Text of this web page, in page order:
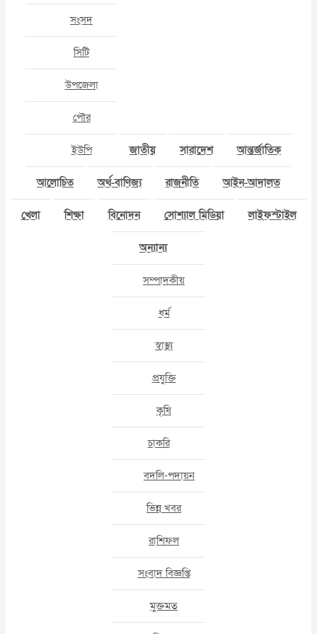
সংসদ
সিটি
উপজেলা
পৌর
ইউপি জাতীয় সারাদেশ আন্তর্জাতিক
আলোচিত অর্থ-বাণিজ্য রাজনীতি আইন-আদালত
খেলা শিক্ষা বিনোদন সোশ্যাল মিডিয়া লাইফস্টাইল
অন্যান্য
সম্পাদকীয়
ধর্ম
স্বাস্থ্য
প্রযুক্তি
কৃষি
চাকরি
বদলি-পদায়ন
ভিন্ন খবর
রাশিফল
সংবাদ বিজ্ঞপ্তি
মুক্তমত